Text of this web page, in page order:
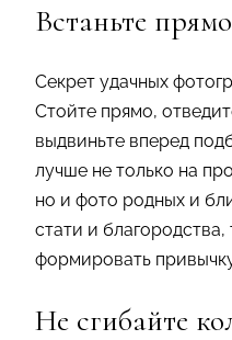
Встаньте прямо
Секрет удачных
Стойте прямо,
выдвиньте вперед
лучше не только на
но и фото родных и
стати и благородства,
формировать
Не сгибайте